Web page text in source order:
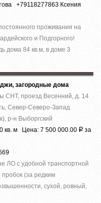
+79118277863 Ксения
проживания на
и Подгорного!
дома 84 кв.м, в доме 3
загородные дома
СНТ, проезд Весенний, д. 14
Север-Северо-Запад
р-н Выборгский
кв. м Цена: 7 500 000.00 Р за
ЛО с удобной транспортной
пробок (за редким
сухой, ровный,